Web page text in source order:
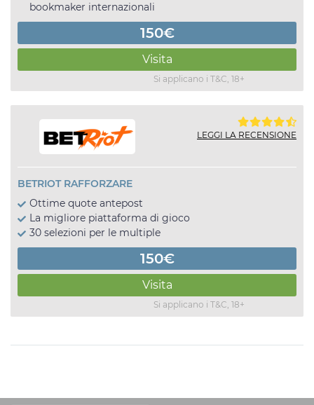
bookmaker internazionali
150€
Visita
Si applicano i T&C, 18+
LEGGI LA RECENSIONE
BETRIOT RAFFORZARE
Ottime quote antepost
La migliore piattaforma di gioco
30 selezioni per le multiple
150€
Visita
Si applicano i T&C, 18+